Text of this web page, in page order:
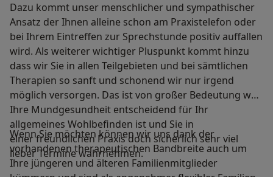
Dazu kommt unser menschlicher und sympathischer
Ansatz der Ihnen alleine schon am Praxistelefon oder
bei Ihrem Eintreffen zur Sprechstunde positiv auffallen
wird. Als weiterer wichtiger Pluspunkt kommt hinzu
dass wir Sie in allen Teilgebieten und bei sämtlichen
Therapien so sanft und schonend wir nur irgend
möglich versorgen. Das ist von großer Bedeutung weil
Ihre Mundgesundheit entscheidend für Ihr
allgemeines Wohlbefinden ist und Sie in
einer freundlichen Praxis doch sicherlich sehr viel
lieber Termine wahrnehmen.
Wenn Sie möchten können wir uns dank der
vorhandenen therapeutischen Bandbreite auch um
Ihre jüngeren und älteren Familienmitglieder